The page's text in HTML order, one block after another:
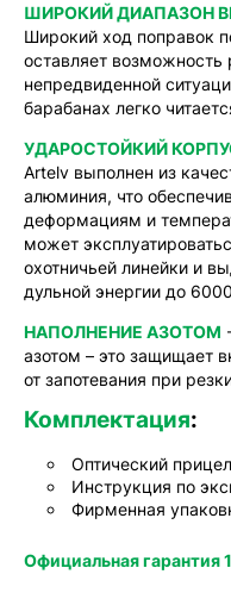
ШИРОКИЙ ДИАПАЗОН
Широкий ход поправок
оставляет
непредвиденной
барабанах легко
УДАРОСТОЙКИЙ
Artelv выполнен из
алюминия, что
деформациям и
может
охотничьей линейки и
дульной энергии до
НАПОЛНЕНИЕ АЗОТОМ
азотом – это защищает
от запотевания при
Комплектация:
Оптический
Инструкция по
Фирменная
Официальная гарантия